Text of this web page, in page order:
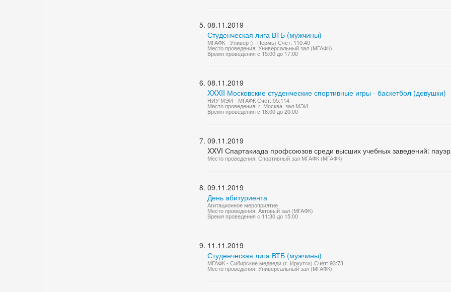
08.11.2019
Студенческая лига ВТБ (мужчины)
МГАФК - Универ (г. Пермь) Счет: 110:40
Место проведения: Универсальный зал (МГАФК)
Время проведения с 15:00 до 17:00
08.11.2019
XXXII Московские студенческие спортивные игры - баскетбол (девушки)
НИУ МЭИ - МГАФК Счет: 55:114
Место проведения: г. Москва, зал МЭИ
Время проведения с 18:00 до 20:00
09.11.2019
XXVI Спартакиада профсоюзов среди высших учебных заведений:
Место проведения: Спортивный зал МГАФК (МГАФК)
09.11.2019
День абитуриента
Агитационное мероприятие
Место проведения: Актовый зал (МГАФК)
Время проведения с 11:30 до 15:00
11.11.2019
Студенческая лига ВТБ (мужчины)
МГАФК - Сибирские медведи (г. Иркутск) Счет: 93:73
Место проведения: Универсальный зал (МГАФК)